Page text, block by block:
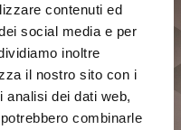
contenuti ed
social media e per
inoltre
il nostro sito con i
analisi dei dati web,
combinarle